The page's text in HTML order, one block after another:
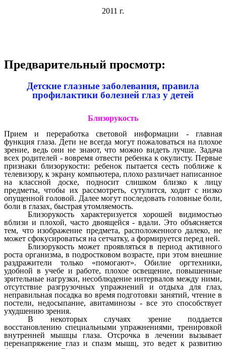
2011 г.
Предварительный просмотр:
Детские глазные заболевания, правила
профилактики болезней глаз у детей
Близорукость
Прием и переработка световой информации - главная
функция глаза. Дети не всегда могут пожаловаться на плохое
зрение, ведь они не знают, что можно видеть лучше. Задача
всех родителей - вовремя отвести ребенка к окулисту. Первые
признаки близорукости: ребенок пытается сесть поближе к
телевизору, к экрану компьютера, плохо различает написанное
на классной доске, подносит слишком близко к лицу
предметы, чтобы их рассмотреть, сутулится, ходит с низко
опущенной головой. Далее могут последовать головные боли,
боли в глазах, быстрая утомляемость.
Близорукость характеризуется хорошей видимостью
вблизи и плохой, часто двоящейся - вдали. Это объясняется
тем, что изображение предмета, расположенного далеко, не
может сфокусироваться на сетчатку, а формируется перед ней.
Близорукость может проявляться в период активного
роста организма, в подростковом возрасте, при этом внешние
раздражители только «помогают». Обилие оргтехники,
удобной в учебе и работе, плохое освещение, повышенные
зрительные нагрузки, несоблюдение интервалов между ними,
отсутствие разгрузочных упражнений и отдыха для глаз,
неправильная посадка во время подготовки занятий, чтение в
постели, недосыпание, авитаминозы - все это способствует
ухудшению зрения.
В некоторых случаях зрение поддается
восстановлению специальными упражнениями, тренировкой
внутренней мышцы глаза. Отсрочка в лечении вызывает
перенапряжение глаз и спазм мышц, это ведет к развитию